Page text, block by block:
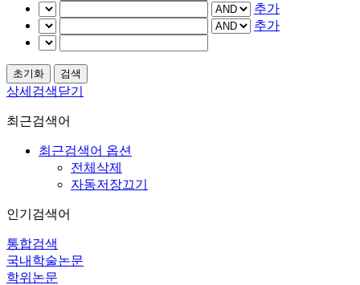
추가
추가
상세검색닫기
최근검색어
최근검색어 옵션
전체삭제
자동저장끄기
인기검색어
통합검색
국내학술논문
학위논문